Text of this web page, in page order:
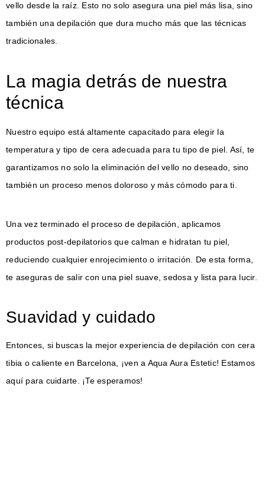
vello desde la raíz. Esto no solo asegura una piel más lisa, sino
también una depilación que dura mucho más que las técnicas
tradicionales.
La magia detrás de nuestra
técnica
Nuestro equipo está altamente capacitado para elegir la
temperatura y tipo de cera adecuada para tu tipo de piel. Así, te
garantizamos no solo la eliminación del vello no deseado, sino
también un proceso menos doloroso y más cómodo para ti.
Una vez terminado el proceso de depilación, aplicamos
productos post-depilatorios que calman e hidratan tu piel,
reduciendo cualquier enrojecimiento o irritación. De esta forma,
te aseguras de salir con una piel suave, sedosa y lista para lucir.
Suavidad y cuidado
Entonces, si buscas la mejor experiencia de depilación con cera
tibia o caliente en Barcelona, ¡ven a Aqua Aura Estetic! Estamos
aquí para cuidarte. ¡Te esperamos!